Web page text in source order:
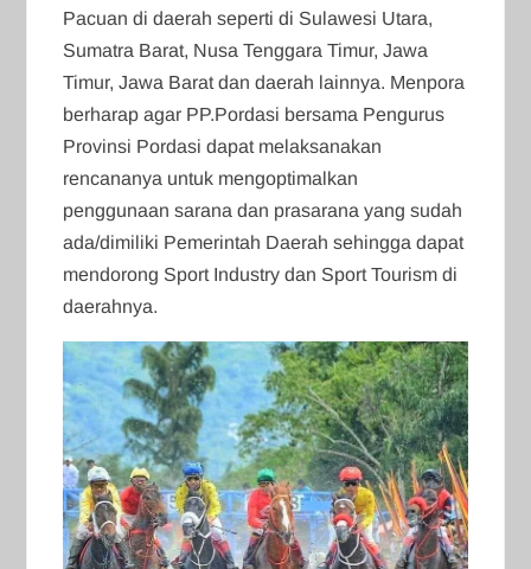
Pacuan di daerah seperti di Sulawesi Utara,
Sumatra Barat, Nusa Tenggara Timur, Jawa
Timur, Jawa Barat dan daerah lainnya. Menpora
berharap agar PP.Pordasi bersama Pengurus
Provinsi Pordasi dapat melaksanakan
rencananya untuk mengoptimalkan
penggunaan sarana dan prasarana yang sudah
ada/dimiliki Pemerintah Daerah sehingga dapat
mendorong Sport Industry dan Sport Tourism di
daerahnya.